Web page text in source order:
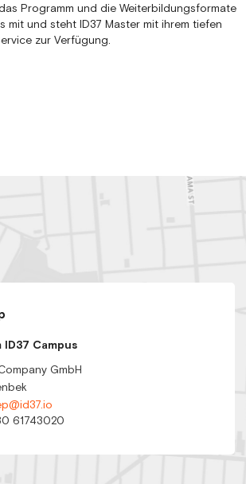
Programm und die Weiterbildungsformate
mit und steht ID37 Master mit ihrem tiefen
zur Verfügung.
ID37 Campus
GmbH
61743020